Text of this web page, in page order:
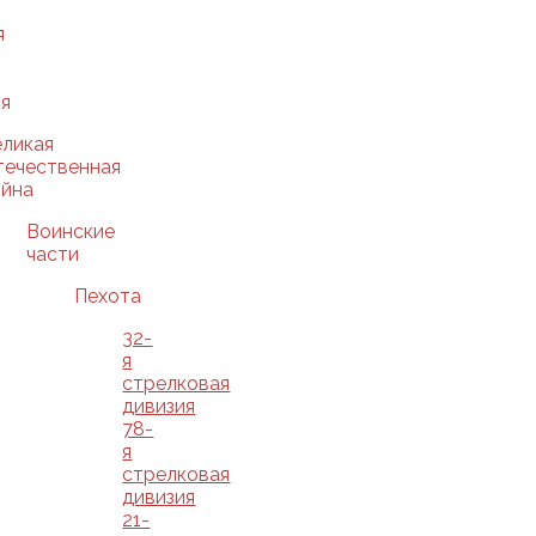
Воинские
части
Пехота
32-
я
стрелковая
дивизия
78-
я
стрелковая
дивизия
21-